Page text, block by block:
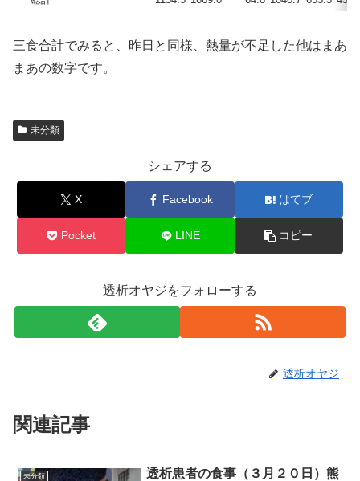
三食合計でみると、昨日と同様、熱量が不足した他はまあ
まあの数字です。
未分類
シェアする
X Facebook はてブ
Pocket LINE コピー
透析オヤジをフォローする
透析オヤジ
関連記事
未分類
透析患者の食事（３月２０日）熊